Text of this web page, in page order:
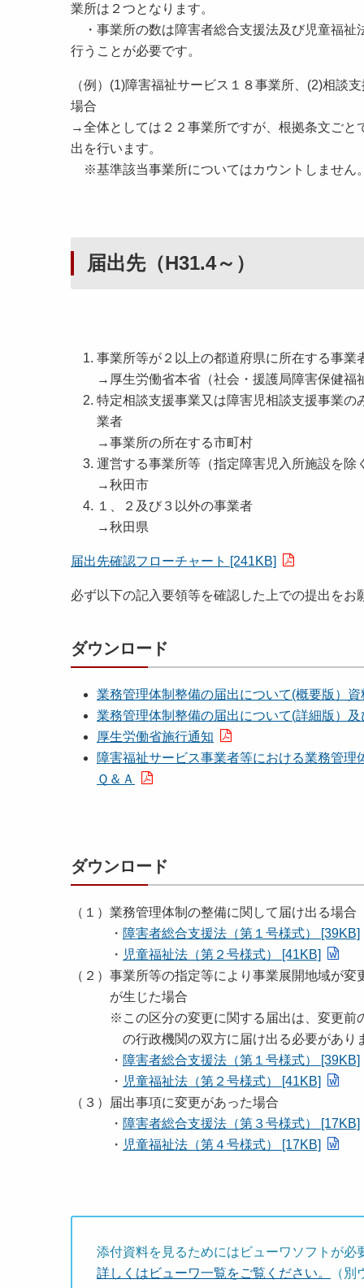
業所は２つとなります。
・事業所の数は障害者総合支援法及び児童福祉
行うことが必要です。
（例） (1)障害福祉サービス１８事業所、 (2)相談支
場合
→全体としては２２事業所ですが、根拠条文ごと
出を行います。
※基準該当事業所についてはカウントしません。
届出先（H31.4～）
事業所等が２以上の都道府県に所在する事業
→厚生労働省本省（社会・援護局障害保健福
特定相談支援事業又は障害児相談支援事業
業者
→事業所の所在する市町村
運営する事業所等（指定障害児入所施設を
→秋田市
１、２及び３以外の事業者
→秋田県
届出先確認フローチャート [241KB]
必ず以下の記入要領等を確認した上での提出をお
ダウンロード
業務管理体制整備の届出について(概要版）資
業務管理体制整備の届出について(詳細版）
厚生労働省施行通知
障害福祉サービス事業者等における業務管理
Ｑ＆Ａ
ダウンロード
（１）業務管理体制の整備に関して届け出る場合
・ 障害者総合支援法（第１号様式） [39KB]
・ 児童福祉法（第２号様式） [41KB]
（２）事業所等の指定等により事業展開地域
が生じた場合
※この区分の変更に関する届出は、変更前の
の行政機関の双方に届け出る必要がありま
・ 障害者総合支援法（第１号様式） [39KB]
・ 児童福祉法（第２号様式） [41KB]
（３）届出事項に変更があった場合
・ 障害者総合支援法（第３号様式） [17KB]
・ 児童福祉法（第４号様式） [17KB]
添付資料を見るためにはビューワソフトが必
詳しくはビューワ一覧をご覧ください。
（